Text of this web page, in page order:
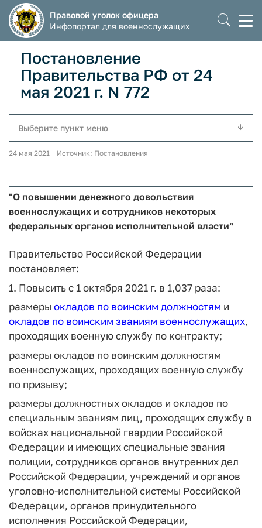
Правовой уголок офицера
Инфопортал для военнослужащих
Постановление
Правительства РФ от 24
мая 2021 г. N 772
Выберите пункт меню
24 мая 2021 Источник: Постановления
"О повышении денежного довольствия
военнослужащих и сотрудников некоторых
федеральных органов исполнительной власти”
Правительство Российской Федерации
постановляет:
1. Повысить с 1 октября 2021 г. в 1,037 раза:
размеры окладов по воинским должностям и
окладов по воинским званиям военнослужащих,
проходящих военную службу по контракту;
размеры окладов по воинским должностям
военнослужащих, проходящих военную службу
по призыву;
размеры должностных окладов и окладов по
специальным званиям лиц, проходящих службу в
войсках национальной гвардии Российской
Федерации и имеющих специальные звания
полиции, сотрудников органов внутренних дел
Российской Федерации, учреждений и органов
уголовно-исполнительной системы Российской
Федерации, органов принудительного
исполнения Российской Федерации,